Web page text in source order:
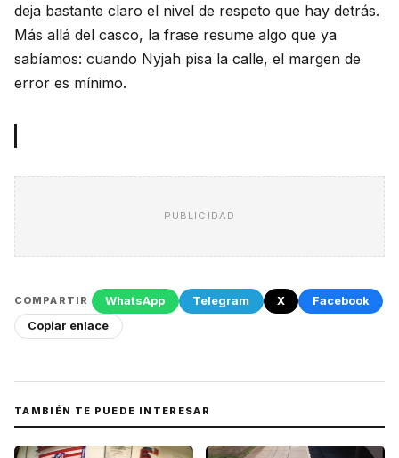
deja bastante claro el nivel de respeto que hay detrás.
Más allá del casco, la frase resume algo que ya
sabíamos: cuando Nyjah pisa la calle, el margen de
error es mínimo.
PUBLICIDAD
COMPARTIR WhatsApp Telegram X
Facebook
Copiar enlace
TAMBIÉN TE PUEDE INTERESAR